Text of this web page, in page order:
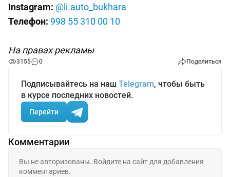
Instagram: @li.auto_bukhara
Телефон: 998 55 310 00 10
На правах рекламы
3155 0 Поделиться
Подписывайтесь на наш Telegram, чтобы быть
в курсе последних новостей.
Перейти
Комментарии